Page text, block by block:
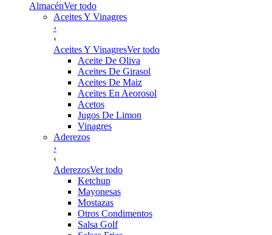
AlmacénVer todo
Aceites Y Vinagres
›
‹
Aceites Y VinagresVer todo
Aceite De Oliva
Aceites De Girasol
Aceites De Maiz
Aceites En Aeorosol
Acetos
Jugos De Limon
Vinagres
Aderezos
›
‹
AderezosVer todo
Ketchup
Mayonesas
Mostazas
Otros Condimentos
Salsa Golf